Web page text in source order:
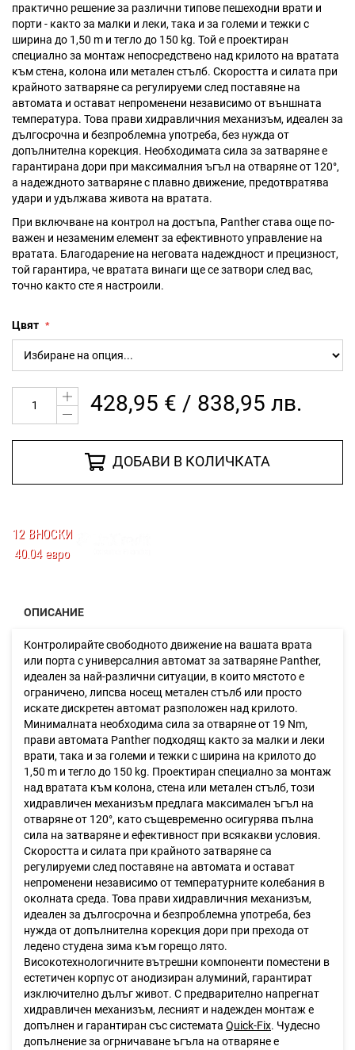
практично решение за различни типове пешеходни врати и
порти - както за малки и леки, така и за големи и тежки с
ширина до 1,50 m и тегло до 150 kg. Той е проектиран
специално за монтаж непосредствено над крилото на вратата
към стена, колона или метален стълб. Скоростта и силата при
крайното затваряне са регулируеми след поставяне на
автомата и остават непроменени независимо от външната
температура. Това прави хидравличния механизъм, идеален за
дългосрочна и безпроблемна употреба, без нужда от
допълнителна корекция. Необходимата сила за затваряне е
гарантирана дори при максималния ъгъл на отваряне от 120°,
а надеждното затваряне с плавно движение, предотвратява
удари и удължава живота на вратата.
При включване на контрол на достъпа, Panther става още по-
важен и незаменим елемент за ефективното управление на
вратата. Благодарение на неговата надеждност и прецизност,
той гарантира, че вратата винаги ще се затвори след вас,
точно както сте я настроили.
Цвят
428,95 € / 838,95 лв.
ДОБАВИ В КОЛИЧКАТА
12 ВНОСКИ
40.04 евро
снимки
ОПИСАНИЕ
Контролирайте свободното движение на вашата врата
или порта с универсалния автомат за затваряне Panther,
идеален за най-различни ситуации, в които мястото е
ограничено, липсва носещ метален стълб или просто
искате дискретен автомат разположен над крилото.
Минималната необходима сила за отваряне от 19 Nm,
прави автомата Panther подходящ както за малки и леки
врати, така и за големи и тежки с ширина на крилото до
1,50 m и тегло до 150 kg. Проектиран специално за монтаж
над вратата към колона, стена или метален стълб, този
хидравличен механизъм предлага максимален ъгъл на
отваряне от 120°, като същевременно осигурява пълна
сила на затваряне и ефективност при всякакви условия.
Скоростта и силата при крайното затваряне са
регулируеми след поставяне на автомата и остават
непроменени независимо от температурните колебания в
околната среда. Това прави хидравличния механизъм,
идеален за дългосрочна и безпроблемна употреба, без
нужда от допълнителна корекция дори при прехода от
ледено студена зима към горещо лято.
Високотехнологичните вътрешни компоненти поместени в
естетичен корпус от анодизиран алуминий, гарантират
изключително дълъг живот. С предварително напрегнат
хидравличен механизъм, лесният и надежден монтаж е
допълнен и гарантиран със системата Quick-Fix. Чудесно
допълнение за огрничаване ъгъла на отваряне е